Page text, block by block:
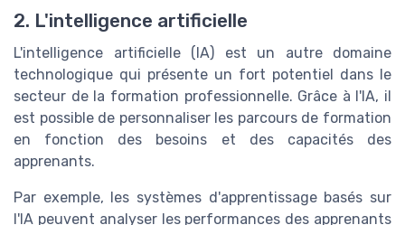
2. L'intelligence artificielle
L'intelligence artificielle (IA) est un autre domaine
technologique qui présente un fort potentiel dans le
secteur de la formation professionnelle. Grâce à l'IA, il
est possible de personnaliser les parcours de formation
en fonction des besoins et des capacités des
apprenants.
Par exemple, les systèmes d'apprentissage basés sur
l'IA peuvent analyser les performances des apprenants